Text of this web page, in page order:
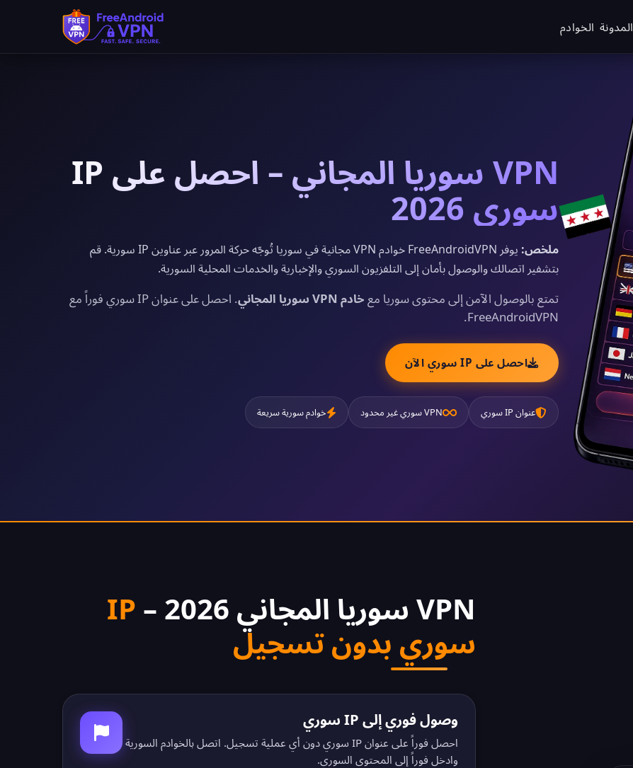
الخوادم المدونة
VPN سوريا المجاني – احصل على IP
سوري 2026
ملخص:
يوفر FreeAndroidVPN خوادم VPN مجانية في سوريا تُوجّه حركة المرور عبر عناوين IP سورية. قم
بتشفير اتصالك والوصول بأمان إلى التلفزيون السوري والإخبارية والخدمات المحلية السورية.
تمتع بالوصول الآمن إلى محتوى سوريا مع خادم VPN سوريا المجاني
. احصل على عنوان IP سوري فوراً مع
FreeAndroidVPN.
احصل على IP سوري الآن
عنوان IP سوري VPN سوري غير محدود خوادم سورية سريعة
VPN سوريا المجاني 2026 –
IP
سوري بدون تسجيل
وصول فوري إلى IP سوري
احصل فوراً على عنوان IP سوري دون أي عملية تسجيل. اتصل بالخوادم السورية
وادخل فوراً إلى المحتوى السوري.